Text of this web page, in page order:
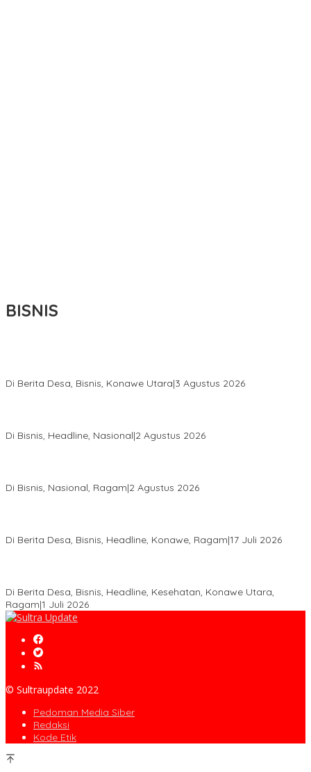
BISNIS
Di Berita Desa, Bisnis, Konawe Utara|3 Agustus 2026
Di Bisnis, Headline, Nasional|2 Agustus 2026
Di Bisnis, Nasional, Ragam|2 Agustus 2026
Di Berita Desa, Bisnis, Headline, Konawe, Ragam|17 Juli 2026
Di Berita Desa, Bisnis, Headline, Kesehatan, Konawe Utara,
Ragam|1 Juli 2026
© Sultraupdate 2022
Pedoman Media Siber
Redaksi
Kode Etik